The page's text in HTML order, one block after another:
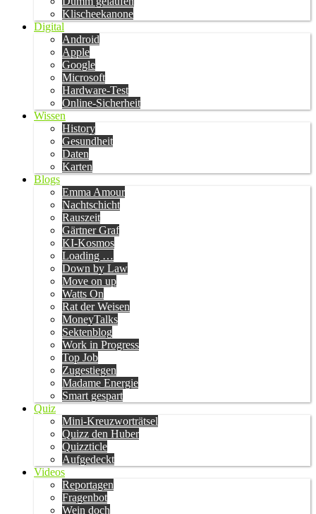
Klischeekanone
Digital
Android
Apple
Google
Microsoft
Hardware-Test
Online-Sicherheit
Wissen
History
Gesundheit
Daten
Karten
Blogs
Emma Amour
Nachtschicht
Rauszeit
Gärtner Graf
KI-Kosmos
Loading …
Down by Law
Move on up
Watts On
Rat der Weisen
MoneyTalks
Sektenblog
Work in Progress
Top Job
Zugestiegen
Madame Energie
Smart gespart
Quiz
Mini-Kreuzworträtsel
Quizz den Huber
Quizzticle
Aufgedeckt
Videos
Reportagen
Fragenbot
Wein doch